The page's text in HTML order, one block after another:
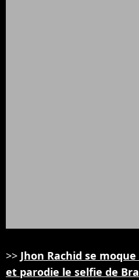
>> Jhon Rachid se
et parodie le selfie de